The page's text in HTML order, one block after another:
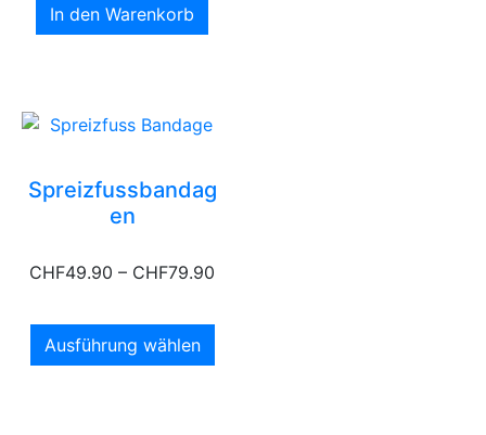
In den Warenkorb
Spreizfussbandag
en
CHF49.90 – CHF79.90
Ausführung wählen